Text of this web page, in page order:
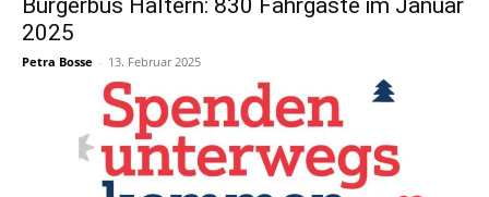
Bürgerbus Haltern: 830 Fahrgäste im Januar
2025
Petra Bosse - 13. Februar 2025